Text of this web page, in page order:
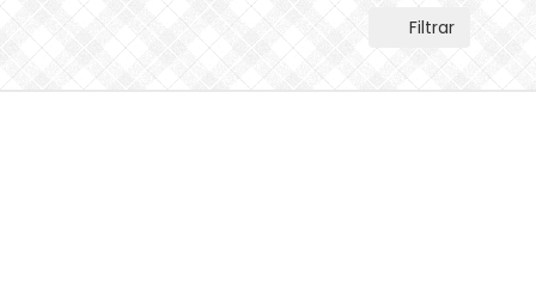
Filtrar